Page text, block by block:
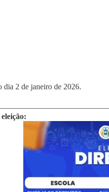
dia 2 de janeiro de 2026.